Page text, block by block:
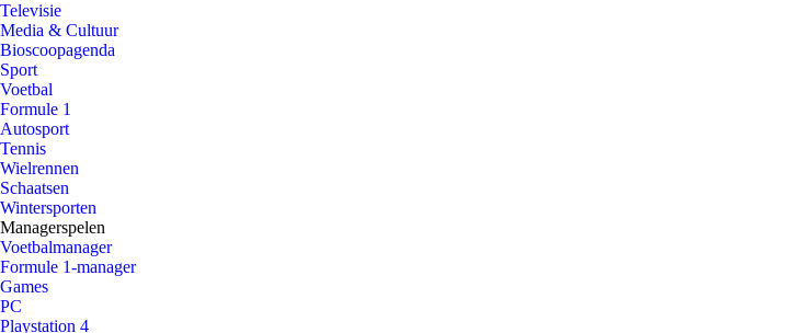
Televisie
Media & Cultuur
Bioscoopagenda
Sport
Voetbal
Formule 1
Autosport
Tennis
Wielrennen
Schaatsen
Wintersporten
Managerspelen
Voetbalmanager
Formule 1-manager
Games
PC
Playstation 4